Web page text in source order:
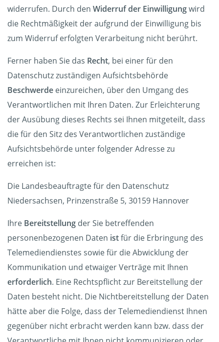
widerrufen. Durch den Widerruf der Einwilligungwird
die Rechtmäßigkeit der aufgrund der Einwilligung bis
zum Widerruf erfolgten Verarbeitung nicht berührt.
Ferner haben Sie das Recht, bei einer für den
Datenschutz zuständigen Aufsichtsbehörde
Beschwerde einzureichen, über den Umgang des
Verantwortlichen mit Ihren Daten. Zur Erleichterung
der Ausübung dieses Rechts sei Ihnen mitgeteilt, dass
die für den Sitz des Verantwortlichen zuständige
Aufsichtsbehörde unter folgender Adresse zu
erreichen ist:
Die Landesbeauftragte für den Datenschutz
Niedersachsen, Prinzenstraße 5, 30159 Hannover
Ihre Bereitstellung der Sie betreffenden
personenbezogenen Daten istfür die Erbringung des
Telemediendienstes sowie für die Abwicklung der
Kommunikation und etwaiger Verträge mit Ihnen
erforderlich. Eine Rechtspflicht zur Bereitstellung der
Daten besteht nicht. Die Nichtbereitstellung der Daten
hätte aber die Folge, dass der Telemediendienst Ihnen
gegenüber nicht erbracht werden kann bzw. dass der